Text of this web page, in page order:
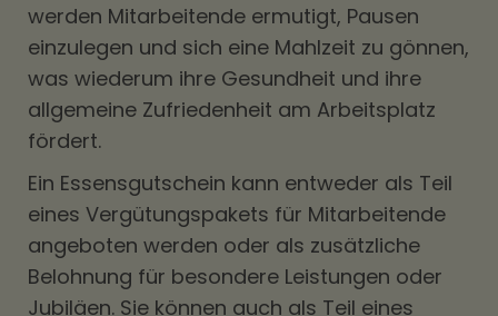
werden Mitarbeitende ermutigt, Pausen
einzulegen und sich eine Mahlzeit zu gönnen,
was wiederum ihre Gesundheit und ihre
allgemeine Zufriedenheit am Arbeitsplatz
fördert.
Ein Essensgutschein kann entweder als Teil
eines Vergütungspakets für Mitarbeitende
angeboten werden oder als zusätzliche
Belohnung für besondere Leistungen oder
Jubiläen. Sie können auch als Teil eines